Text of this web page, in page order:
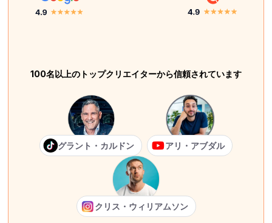
100名以上のトップクリエイターから信頼されています
グラント・カルドン アリ・アブダル
クリス・ウィリアムソン